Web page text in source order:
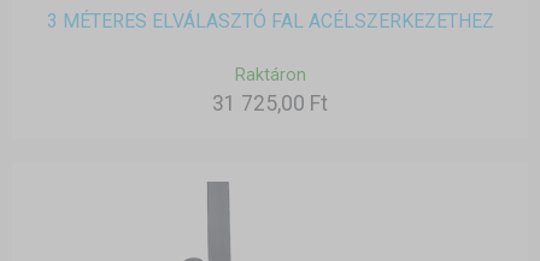
3 MÉTERES ELVÁLASZTÓ FAL ACÉLSZERKEZETHEZ
Raktáron
31 725,00 Ft